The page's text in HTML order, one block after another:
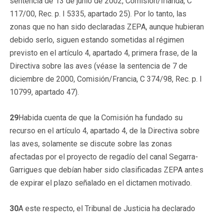
117/00, Rec. p. I 5335, apartado 25). Por lo tanto, las
zonas que no han sido declaradas ZEPA, aunque hubieran
debido serlo, siguen estando sometidas al régimen
previsto en el artículo 4, apartado 4, primera frase, de la
Directiva sobre las aves (véase la sentencia de 7 de
diciembre de 2000, Comisión/Francia, C 374/98, Rec. p. I
10799, apartado 47).
29Habida cuenta de que la Comisión ha fundado su
recurso en el artículo 4, apartado 4, de la Directiva sobre
las aves, solamente se discute sobre las zonas
afectadas por el proyecto de regadío del canal Segarra-
Garrigues que debían haber sido clasificadas ZEPA antes
de expirar el plazo señalado en el dictamen motivado.
30A este respecto, el Tribunal de Justicia ha declarado